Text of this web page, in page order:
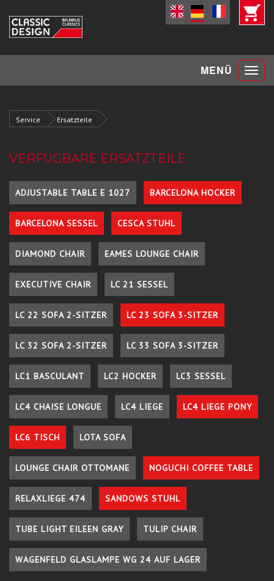
MENÜ Toggle
Service Ersatzteile
VERFÜGBARE ERSATZTEILE
ADJUSTABLE TABLE E 1027 BARCELONA HOCKER
BARCELONA SESSEL CESCA STUHL
DIAMOND CHAIR EAMES LOUNGE CHAIR
EXECUTIVE CHAIR LC 21 SESSEL
LC 22 SOFA 2-SITZER LC 23 SOFA 3-SITZER
LC 32 SOFA 2-SITZER LC 33 SOFA 3-SITZER
LC1 BASCULANT LC2 HOCKER LC3 SESSEL
LC4 CHAISE LONGUE LC4 LIEGE LC4 LIEGE PONY
LC6 TISCH LOTA SOFA
LOUNGE CHAIR OTTOMANE NOGUCHI COFFEE TABLE
RELAXLIEGE 474 SANDOWS STUHL
TUBE LIGHT EILEEN GRAY TULIP CHAIR
WAGENFELD GLASLAMPE WG 24 AUF LAGER